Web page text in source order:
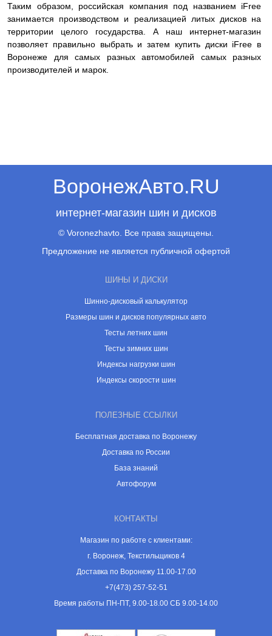
Таким образом, российская компания под названием iFree
занимается производством и реализацией литых дисков на
территории целого государства. А наш интернет-магазин
позволяет правильно выбрать и затем купить диски iFree в
Воронеже для самых разных автомобилей самых разных
производителей и марок.
ВоронежАвто.RU
интернет-магазин шин и дисков
© Voronezhavto. Все права защищены.
Предложение не является публичной офертой
ШИНЫ И ДИСКИ
Шинно-дисковый калькулятор
Размеры шин и дисков популярных авто
Тесты летних шин
Тесты зимних шин
Индексы нагрузки шин
Индексы скорости шин
ПОЛЕЗНЫЕ ССЫЛКИ
Бесплатная доставка по Воронежу
Доставка по России
База знаний
Автофорум
КОНТАКТЫ
Магазин по работе с клиентами:
г. Воронеж, Текстильщиков 4
Доставка по Воронежу 11.00-17.00
+7(473) 257-52-51
Время работы ПН-ПТ, 9.00-18.00 СБ 9.00-14.00